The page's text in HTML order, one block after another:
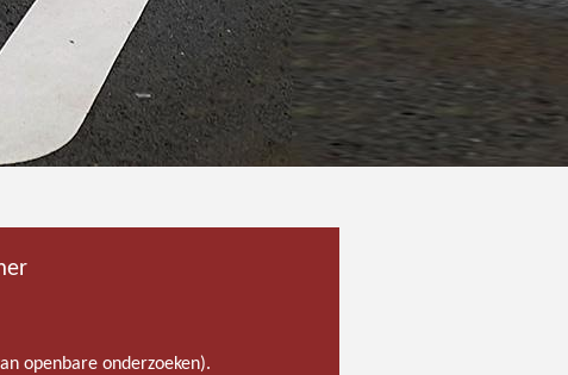
openbare onderzoeken).